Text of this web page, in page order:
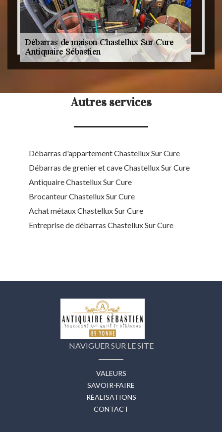
Autres services
Débarras d'appartement Chastellux Sur Cure
Débarras de grenier et cave Chastellux Sur Cure
Antiquaire Chastellux Sur Cure
Brocanteur Chastellux Sur Cure
Achat métaux Chastellux Sur Cure
Entreprise de débarras Chastellux Sur Cure
NAVIGUER SUR LE SITE
VALEURS
SAVOIR-FAIRE
RÉALISATIONS
CONTACT